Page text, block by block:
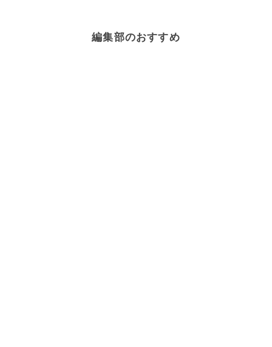
編集部のおすすめ